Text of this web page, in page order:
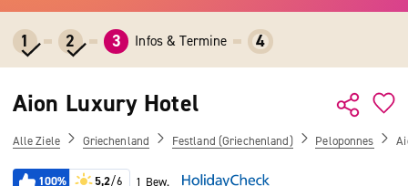
1 2 3 Infos & Termine 4
Aion Luxury Hotel
Alle Ziele Griechenland Festland (Griechenland) Peloponnes
100% 5,2/6 1 Bew.